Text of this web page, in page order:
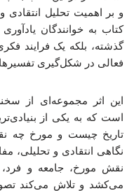
و بر اهمیت تحلیل انتقادی
کتاب به خوانندگان
گذشته، بلکه یک فرایند
فعالی در شکل‌گیری تفسیرها
این اثر مجموعه‌ای از
است که به یکی از
تاریخ چیست و مورخ چه
نگاهی انتقادی و تحلیلی،
نقش مورخ، جامعه و
می‌کشد و تلاش می‌کند